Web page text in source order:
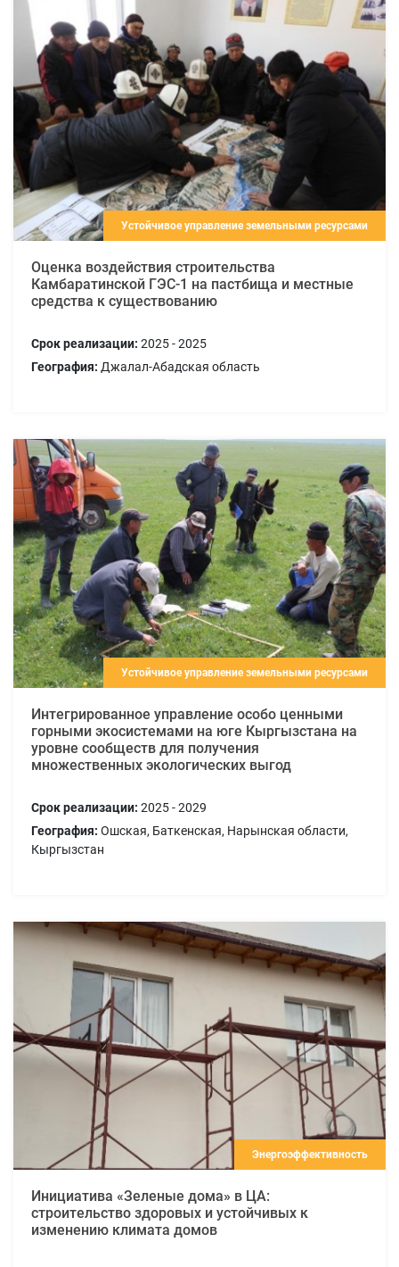
Устойчивое управление земельными ресурсами
Оценка воздействия строительства
Камбаратинской ГЭС-1 на пастбища и местные
средства к существованию
Срок реализации: 2025 - 2025
География: Джалал-Абадская область
Устойчивое управление земельными ресурсами
Интегрированное управление особо ценными
горными экосистемами на юге Кыргызстана на
уровне сообществ для получения
множественных экологических выгод
Срок реализации: 2025 - 2029
География: Ошская, Баткенская, Нарынская области,
Кыргызстан
Энергоэффективность
Инициатива «Зеленые дома» в ЦА:
строительство здоровых и устойчивых к
изменению климата домов